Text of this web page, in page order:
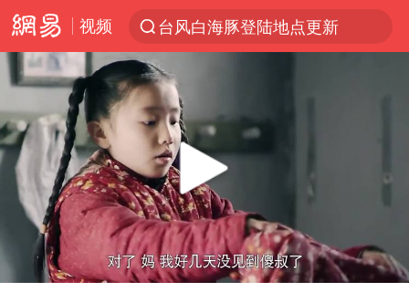
视频
台风白海豚登陆地点更新
台风白海豚进入48小时警戒线
宇树科技发行价格150.80元/股
看守所辅警收受10万获刑1年
宇树科技王兴兴身家有望超200亿元
Play
00:00 00:39